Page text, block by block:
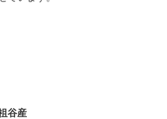
谷産